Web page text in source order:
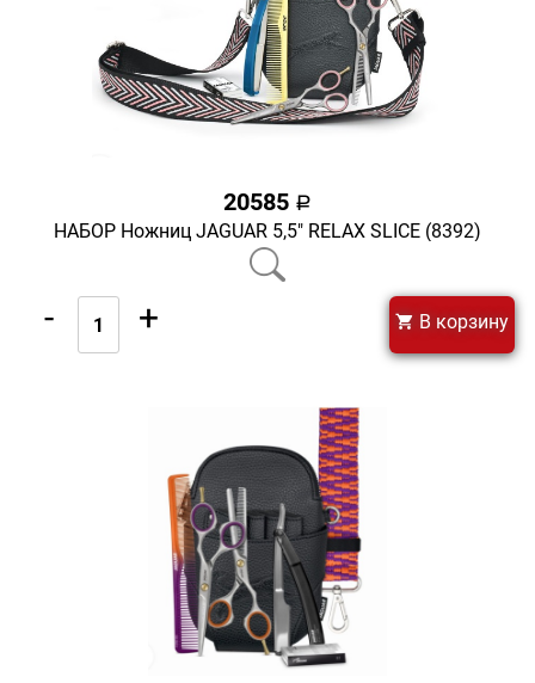
20585 a
НАБОР Ножниц JAGUAR 5,5" RELAX SLICE (8392)
- + В корзину